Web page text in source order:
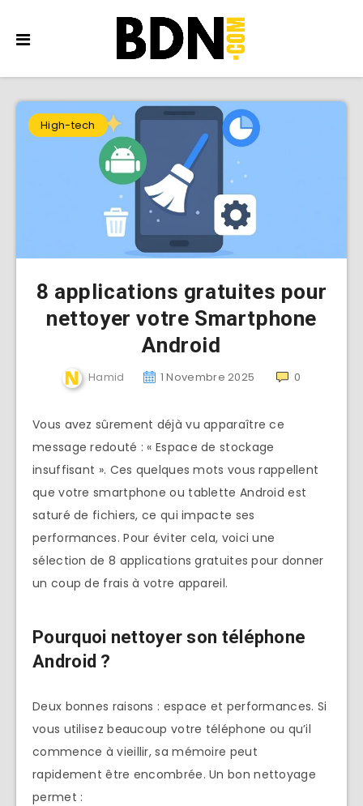
High-tech
8 applications gratuites pour
nettoyer votre Smartphone
Android
Hamid 1 Novembre 2025 0
Vous avez sûrement déjà vu apparaître ce
message redouté : « Espace de stockage
insuffisant ». Ces quelques mots vous rappellent
que votre smartphone ou tablette Android est
saturé de fichiers, ce qui impacte ses
performances. Pour éviter cela, voici une
sélection de 8 applications gratuites pour donner
un coup de frais à votre appareil.
Pourquoi nettoyer son téléphone
Android ?
Deux bonnes raisons : espace et performances. Si
vous utilisez beaucoup votre téléphone ou qu’il
commence à vieillir, sa mémoire peut
rapidement être encombrée. Un bon nettoyage
permet :